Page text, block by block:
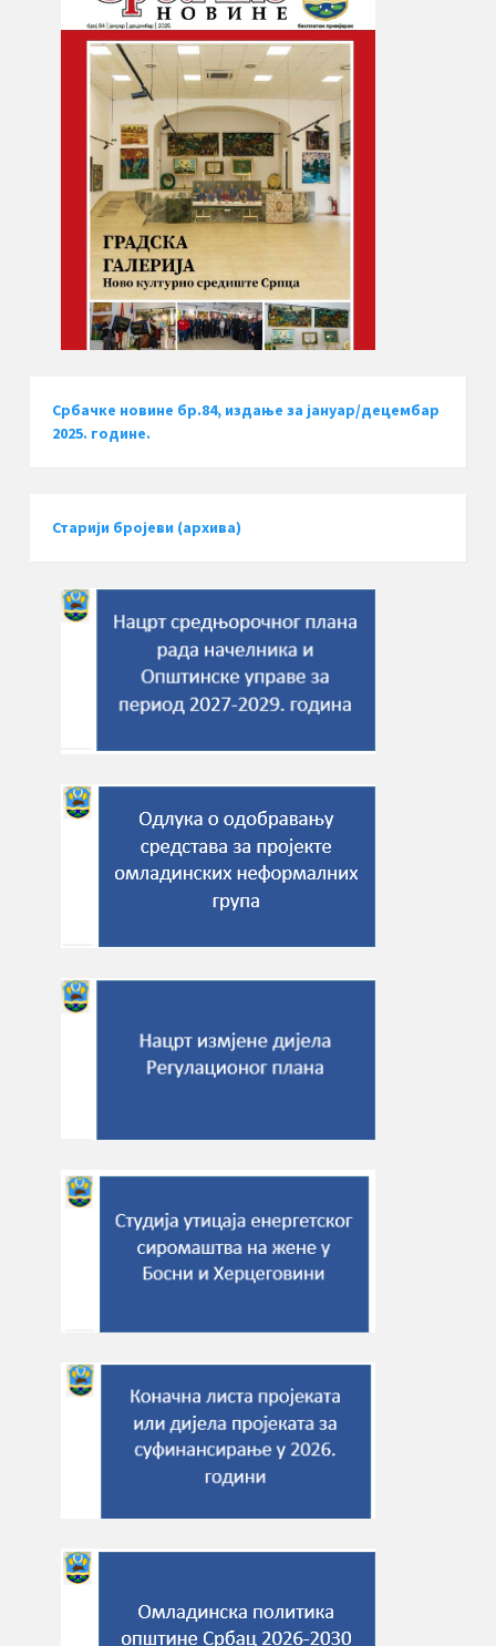
Србачке новине бр.84, издање за јануар/децембар
2025. године.
Старији бројеви (архива)